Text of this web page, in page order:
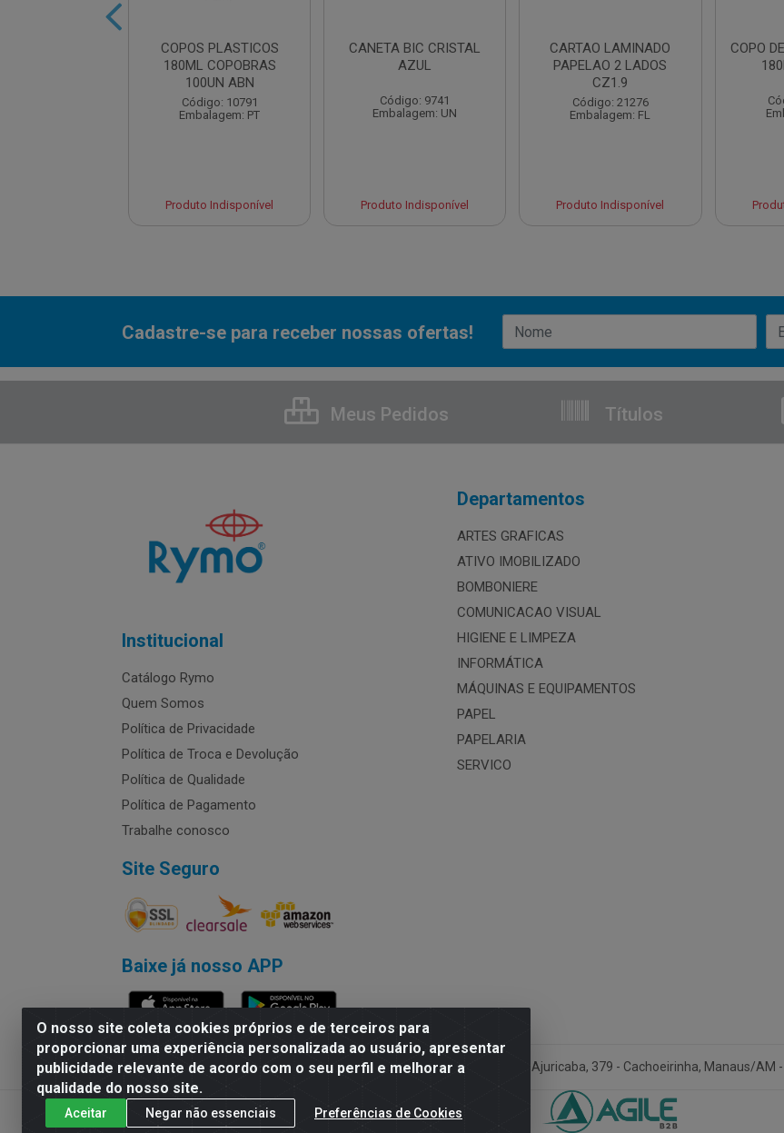
COPOS PLASTICOS
180ML COPOBRAS
100UN ABN
Código: 10791
Embalagem: PT
Produto Indisponível
CANETA BIC CRISTAL
AZUL
Código: 9741
Embalagem: UN
Produto Indisponível
CARTAO LAMINADO
PAPELAO 2 LADOS
CZ1.9
Código: 21276
Embalagem: FL
Produto Indisponível
COPO
O nosso site coleta cookies próprios e de terceiros para
proporcionar uma experiência personalizada ao usuário, apresentar
publicidade relevante de acordo com o seu perfil e melhorar a
qualidade do nosso site.
Aceitar Negar não essenciais Preferências de Cookies
Cadastre-se para receber nossas ofertas!
Meus Pedidos Títulos
Institucional
Catálogo Rymo
Quem Somos
Política de Privacidade
Política de Troca e Devolução
Política de Qualidade
Política de Pagamento
Trabalhe conosco
Site Seguro
Baixe já nosso APP
Departamentos
ARTES GRAFICAS
ATIVO IMOBILIZADO
BOMBONIERE
COMUNICACAO VISUAL
HIGIENE E LIMPEZA
INFORMÁTICA
MÁQUINAS E EQUIPAMENTOS
PAPEL
PAPELARIA
SERVICO
Rymo Imagem e Produtos Gráficos da Amazonia LTDA - Av. Ajuricaba, 379 - Cachoeirinha, Manaus/AM